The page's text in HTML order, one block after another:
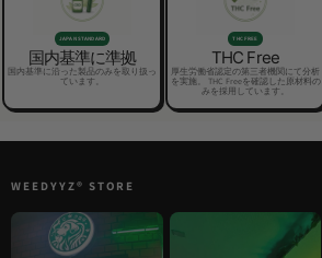
JAPAN STANDARD
国内基準に準拠
国内基準に沿った製品のみを取り扱っ
ています。
THC FREE
THC Free
厚生労働省認定の第三者機関にて分析
を実施。 THC Freeを確認した原材料の
みを採用しています。
WEEDYYZ®︎ STORE